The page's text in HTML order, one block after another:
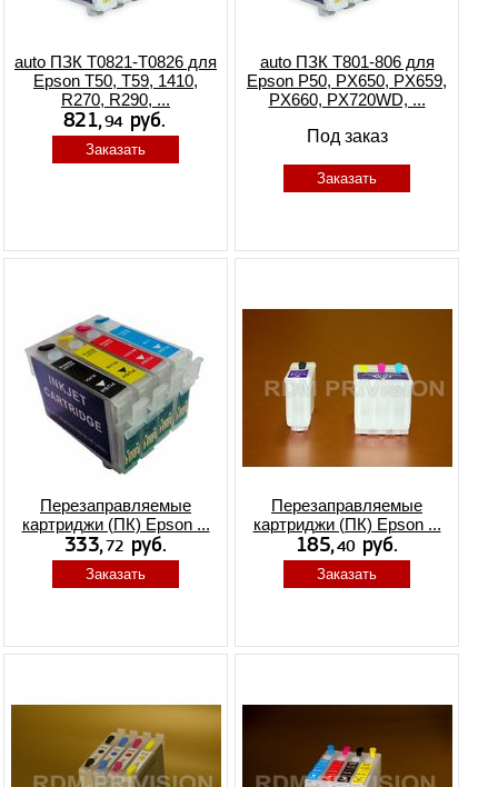
auto ПЗК T0821-T0826 для
Epson T50, T59, 1410,
R270, R290, ...
Заказать
auto ПЗК T801-806 для
Epson P50, PX650, PX659,
PX660, PX720WD, ...
Под заказ
Заказать
Перезаправляемые
картриджи (ПК) Epson ...
Заказать
Перезаправляемые
картриджи (ПК) Epson ...
Заказать